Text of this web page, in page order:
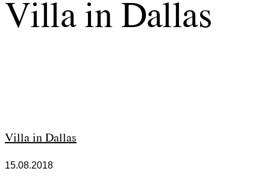
Villa in Dallas
Villa in Dallas
15.08.2018